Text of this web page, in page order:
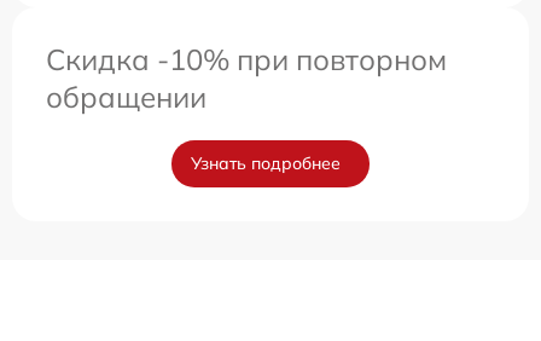
Скидка -10% при повторном
обращении
Узнать подробнее